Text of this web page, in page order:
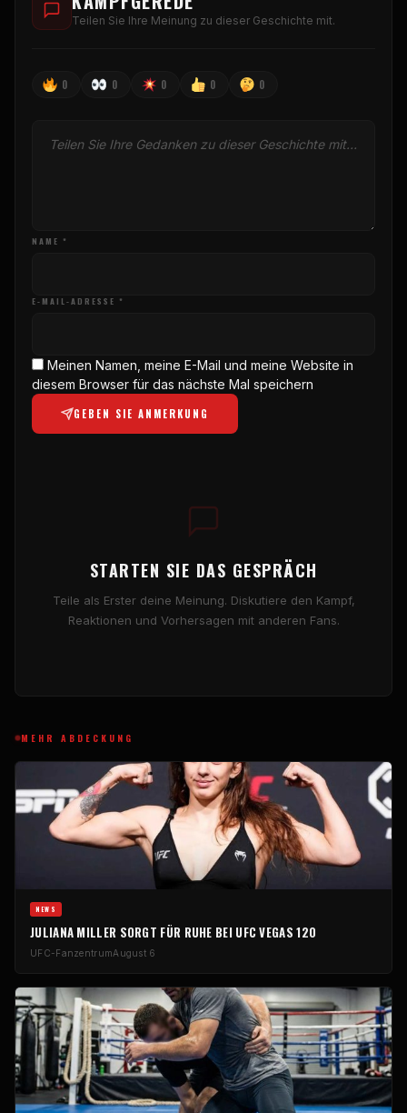
Teilen Sie Ihre Meinung zu dieser Geschichte mit.
0 0 0 0 0
NAME *
E-MAIL-ADRESSE *
Meinen Namen, meine E-Mail und meine Website in
diesem Browser für das nächste Mal speichern
GEBEN SIE ANMERKUNG
STARTEN SIE DAS GESPRÄCH
Teile als Erster deine Meinung. Diskutiere den Kampf,
Reaktionen und Vorhersagen mit anderen Fans.
MEHR ABDECKUNG
NEWS
JULIANA MILLER SORGT FÜR RUHE BEI UFC VEGAS 120
UFC-FanzentrumAugust 6